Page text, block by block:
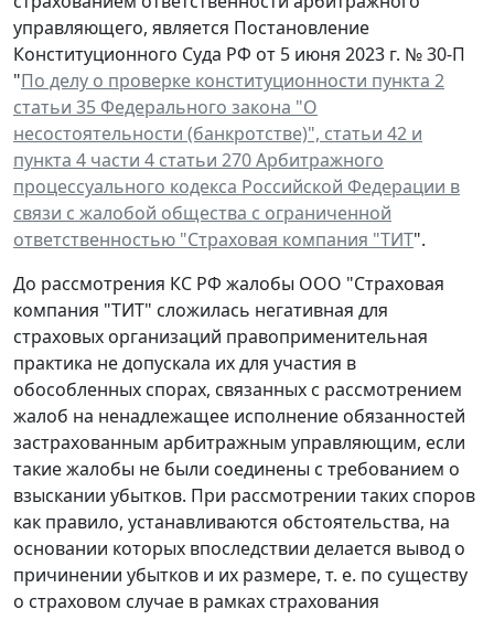
управляющего, является Постановление
Конституционного Суда РФ от 5 июня 2023 г. № 30-П
"По делу о проверке конституционности пункта 2
статьи 35 Федерального закона "О
несостоятельности (банкротстве)", статьи 42 и
пункта 4 части 4 статьи 270 Арбитражного
процессуального кодекса Российской Федерации в
связи с жалобой общества с ограниченной
ответственностью "Страховая компания "ТИТ".
До рассмотрения КС РФ жалобы ООО "Страховая
компания "ТИТ" сложилась негативная для
страховых организаций правоприменительная
практика не допускала их для участия в
обособленных спорах, связанных с рассмотрением
жалоб на ненадлежащее исполнение обязанностей
застрахованным арбитражным управляющим, если
такие жалобы не были соединены с требованием о
взыскании убытков. При рассмотрении таких споров
как правило, устанавливаются обстоятельства, на
основании которых впоследствии делается вывод о
причинении убытков и их размере, т. е. по существу
о страховом случае в рамках страхования